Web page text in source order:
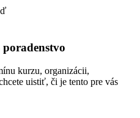
kurzu, organizácii,
uistiť, či je tento pre vás